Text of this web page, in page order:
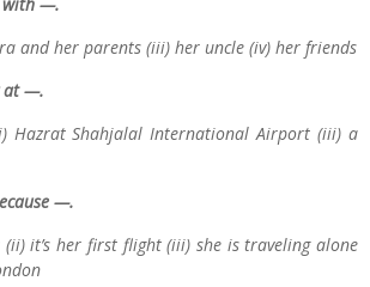
and her parents (iii) her uncle (iv) her friends
at —.
Hazrat Shahjalal International Airport (iii) a
—.
it’s her first flight (iii) she is traveling alone